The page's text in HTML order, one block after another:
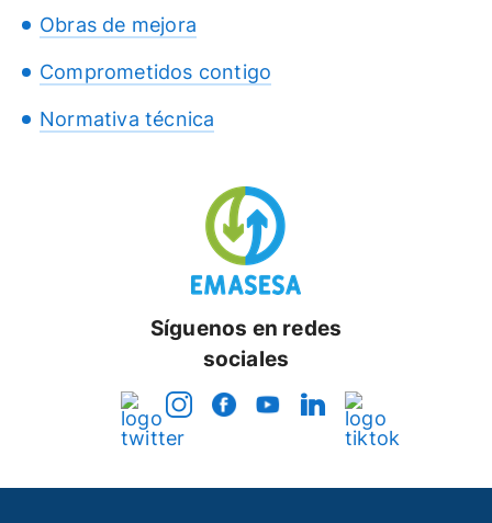
Obras de mejora
Comprometidos contigo
Normativa técnica
Síguenos en redes
sociales